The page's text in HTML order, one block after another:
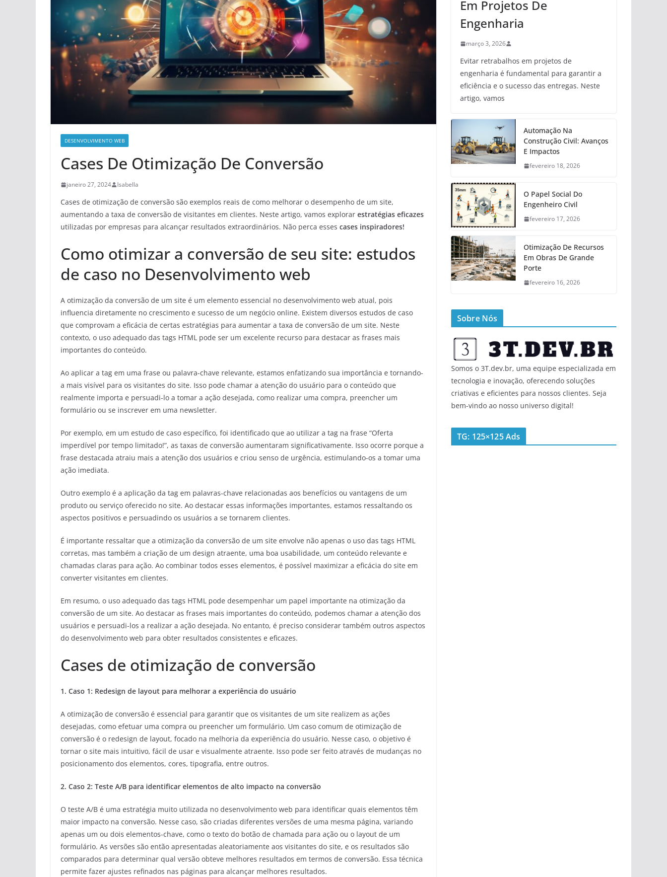
DESENVOLVIMENTO WEB
Cases De Otimização De Conversão
janeiro 27, 2024 Isabella
Cases de otimização de conversão são exemplos reais de como melhorar o desempenho de um site,
aumentando a taxa de conversão de visitantes em clientes. Neste artigo, vamos explorar estratégias eficazes
utilizadas por empresas para alcançar resultados extraordinários. Não perca esses cases inspiradores!
Como otimizar a conversão de seu site: estudos
de caso no Desenvolvimento web
A otimização da conversão de um site é um elemento essencial no desenvolvimento web atual, pois
influencia diretamente no crescimento e sucesso de um negócio online. Existem diversos estudos de caso
que comprovam a eficácia de certas estratégias para aumentar a taxa de conversão de um site. Neste
contexto, o uso adequado das tags HTML pode ser um excelente recurso para destacar as frases mais
importantes do conteúdo.
Ao aplicar a tag em uma frase ou palavra-chave relevante, estamos enfatizando sua importância e tornando-
a mais visível para os visitantes do site. Isso pode chamar a atenção do usuário para o conteúdo que
realmente importa e persuadi-lo a tomar a ação desejada, como realizar uma compra, preencher um
formulário ou se inscrever em uma newsletter.
Por exemplo, em um estudo de caso específico, foi identificado que ao utilizar a tag na frase “Oferta
imperdível por tempo limitado!”, as taxas de conversão aumentaram significativamente. Isso ocorre porque a
frase destacada atraiu mais a atenção dos usuários e criou senso de urgência, estimulando-os a tomar uma
ação imediata.
Outro exemplo é a aplicação da tag em palavras-chave relacionadas aos benefícios ou vantagens de um
produto ou serviço oferecido no site. Ao destacar essas informações importantes, estamos ressaltando os
aspectos positivos e persuadindo os usuários a se tornarem clientes.
É importante ressaltar que a otimização da conversão de um site envolve não apenas o uso das tags HTML
corretas, mas também a criação de um design atraente, uma boa usabilidade, um conteúdo relevante e
chamadas claras para ação. Ao combinar todos esses elementos, é possível maximizar a eficácia do site em
converter visitantes em clientes.
Em resumo, o uso adequado das tags HTML pode desempenhar um papel importante na otimização da
conversão de um site. Ao destacar as frases mais importantes do conteúdo, podemos chamar a atenção dos
usuários e persuadi-los a realizar a ação desejada. No entanto, é preciso considerar também outros aspectos
do desenvolvimento web para obter resultados consistentes e eficazes.
Cases de otimização de conversão
1. Caso 1: Redesign de layout para melhorar a experiência do usuário
A otimização de conversão é essencial para garantir que os visitantes de um site realizem as ações
desejadas, como efetuar uma compra ou preencher um formulário. Um caso comum de otimização de
conversão é o redesign de layout, focado na melhoria da experiência do usuário. Nesse caso, o objetivo é
tornar o site mais intuitivo, fácil de usar e visualmente atraente. Isso pode ser feito através de mudanças no
posicionamento dos elementos, cores, tipografia, entre outros.
2. Caso 2: Teste A/B para identificar elementos de alto impacto na conversão
O teste A/B é uma estratégia muito utilizada no desenvolvimento web para identificar quais elementos têm
maior impacto na conversão. Nesse caso, são criadas diferentes versões de uma mesma página, variando
apenas um ou dois elementos-chave, como o texto do botão de chamada para ação ou o layout de um
formulário. As versões são então apresentadas aleatoriamente aos visitantes do site, e os resultados são
comparados para determinar qual versão obteve melhores resultados em termos de conversão. Essa técnica
permite fazer ajustes refinados nas páginas para alcançar melhores resultados.
Em Projetos De
Engenharia
março 3, 2026
Evitar retrabalhos em projetos de
engenharia é fundamental para garantir a
eficiência e o sucesso das entregas. Neste
artigo, vamos
Automação Na
Construção Civil: Avanços
E Impactos
fevereiro 18, 2026
O Papel Social Do
Engenheiro Civil
fevereiro 17, 2026
Otimização De Recursos
Em Obras De Grande
Porte
fevereiro 16, 2026
Sobre Nós
Somos o 3T.dev.br, uma equipe especializada em
tecnologia e inovação, oferecendo soluções
criativas e eficientes para nossos clientes. Seja
bem-vindo ao nosso universo digital!
TG: 125×125 Ads